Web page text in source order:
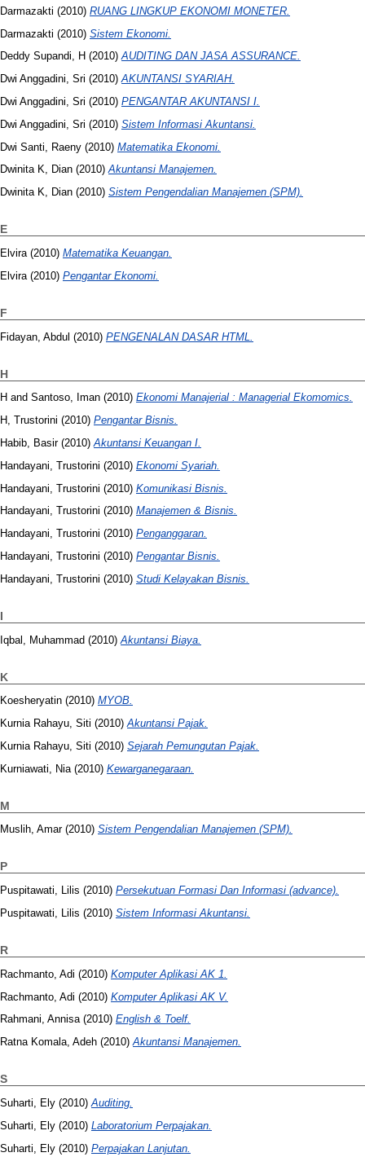
Darmazakti (2010) RUANG LINGKUP EKONOMI MONETER.
Darmazakti (2010) Sistem Ekonomi.
Deddy Supandi, H (2010)AUDITING DAN JASA ASSURANCE.
Dwi Anggadini, Sri (2010)AKUNTANSI SYARIAH.
Dwi Anggadini, Sri (2010) PENGANTAR AKUNTANSI I.
Dwi Anggadini, Sri (2010) Sistem Informasi Akuntansi.
Dwi Santi, Raeny (2010) Matematika Ekonomi.
Dwinita K, Dian (2010)Akuntansi Manajemen.
Dwinita K, Dian (2010) Sistem Pengendalian Manajemen (SPM).
E
Elvira (2010) Matematika Keuangan.
Elvira (2010) Pengantar Ekonomi.
F
Fidayan, Abdul (2010) PENGENALAN DASAR HTML.
H
H and Santoso, Iman (2010) Ekonomi Manajerial : Managerial Ekomomics.
H, Trustorini (2010) Pengantar Bisnis.
Habib, Basir(2010) Akuntansi Keuangan I.
Handayani, Trustorini (2010) Ekonomi Syariah.
Handayani, Trustorini (2010) Komunikasi Bisnis.
Handayani, Trustorini (2010) Manajemen & Bisnis.
Handayani, Trustorini (2010) Penganggaran.
Handayani, Trustorini (2010) Pengantar Bisnis.
Handayani, Trustorini (2010) Studi Kelayakan Bisnis.
I
Iqbal, Muhammad (2010) Akuntansi Biaya.
K
Koesheryatin (2010) MYOB.
Kurnia Rahayu, Siti (2010)Akuntansi Pajak.
Kurnia Rahayu, Siti (2010) Sejarah Pemungutan Pajak.
Kurniawati, Nia (2010) Kewarganegaraan.
M
Muslih, Amar(2010) Sistem Pengendalian Manajemen (SPM).
P
Puspitawati, Lilis (2010) Persekutuan Formasi Dan Informasi (advance).
Puspitawati, Lilis (2010) Sistem Informasi Akuntansi.
R
Rachmanto, Adi (2010) Komputer Aplikasi AK 1.
Rachmanto, Adi (2010) Komputer Aplikasi AK V.
Rahmani, Annisa(2010) English & Toelf.
Ratna Komala, Adeh (2010)Akuntansi Manajemen.
S
Suharti, Ely (2010)Auditing.
Suharti, Ely (2010) Laboratorium Perpajakan.
Suharti, Ely (2010) Perpajakan Lanjutan.